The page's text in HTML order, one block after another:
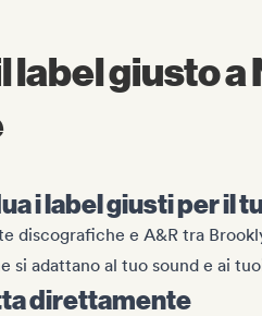
label giusto a
i label giusti per il
discografiche e A&R tra
si adattano al tuo sound e ai
direttamente